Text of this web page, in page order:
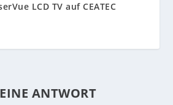
LCD TV auf CEATEC
ANTWORT